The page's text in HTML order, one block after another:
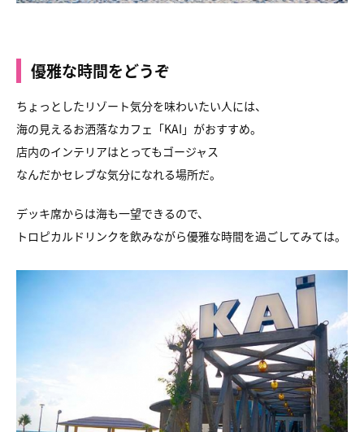
優雅な時間をどうぞ
ちょっとしたリゾート気分を味わいたい人には、
海の見えるお洒落なカフェ「KAI」がおすすめ。
店内のインテリアはとってもゴージャス
なんだかセレブな気分になれる場所だ。
デッキ席からは海も一望できるので、
トロピカルドリンクを飲みながら優雅な時間を過ごしてみては。